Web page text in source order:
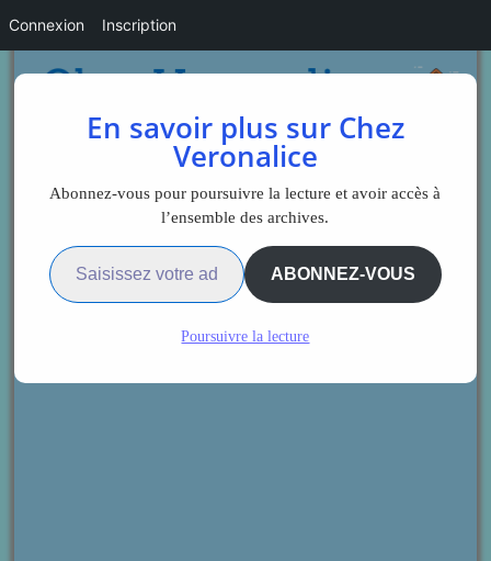
En savoir plus sur Chez
Veronalice
Abonnez-vous pour poursuivre la lecture et avoir accès à
l’ensemble des archives.
Saisissez votre adresse e-mail…
ABONNEZ-VOUS
Poursuivre la lecture
Connexion Inscription